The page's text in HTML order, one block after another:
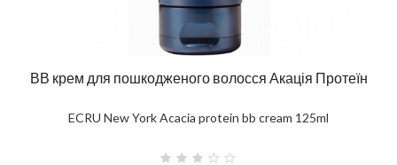
ВВ крем для пошкодженого волосся Акація Протеїн
ECRU New York Acacia protein bb cream 125ml